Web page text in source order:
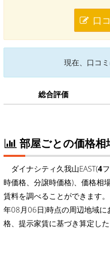
口
現在、口コミ
総合評価
部屋ごとの価格相
ダイナシティ久我山EAST(4
時価格、分譲時価格)、価格相
賃料を調べることができます
年08月06日)時点の周辺地域
格、提示家賃に基づき算定した